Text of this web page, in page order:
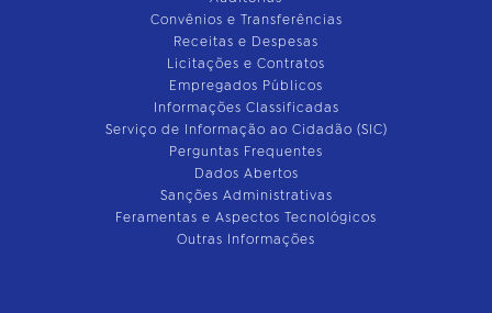
Convênios e Transferências
Receitas e Despesas
Licitações e Contratos
Empregados Públicos
Informações Classificadas
Serviço de Informação ao Cidadão (SIC)
Perguntas Frequentes
Dados Abertos
Sanções Administrativas
Feramentas e Aspectos Tecnológicos
Outras Informações